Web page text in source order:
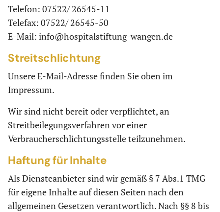
Telefon: 07522/ 26545-11
Telefax: 07522/ 26545-50
E-Mail: info@hospitalstiftung-wangen.de
Streitschlichtung
Unsere E-Mail-Adresse finden Sie oben im
Impressum.
Wir sind nicht bereit oder verpflichtet, an
Streitbeilegungsverfahren vor einer
Verbraucherschlichtungsstelle teilzunehmen.
Haftung für Inhalte
Als Diensteanbieter sind wir gemäß § 7 Abs.1 TMG
für eigene Inhalte auf diesen Seiten nach den
allgemeinen Gesetzen verantwortlich. Nach §§ 8 bis